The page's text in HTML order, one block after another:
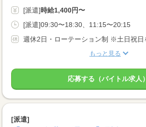
[派遣]時給1,400円〜
[派遣]09:30〜18:30、11:15〜20:15
もっと見る
応募する（バイトル求人）
[派遣]